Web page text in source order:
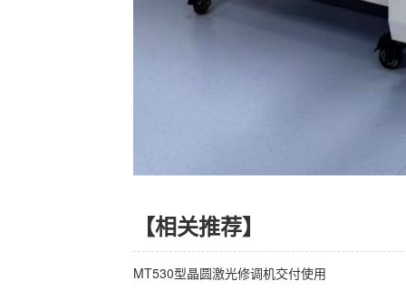
【相关推荐】
MT530型晶圆激光修调机交付使用